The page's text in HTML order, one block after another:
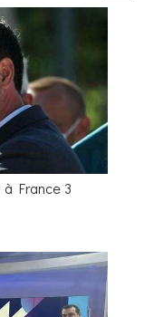
France 3